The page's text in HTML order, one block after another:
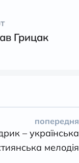
Грицак
попередня
– українська
мелодія